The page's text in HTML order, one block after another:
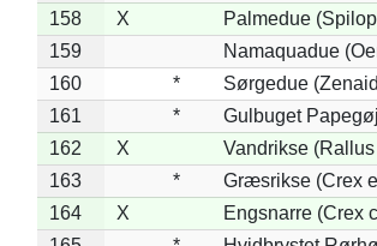
158
X
Palmedue
159
Namaquadue
160
*
Sørgedue
161
*
Gulbuget
162
X
Vandrikse
163
*
Græsrikse (Crex
164
X
Engsnarre (Crex